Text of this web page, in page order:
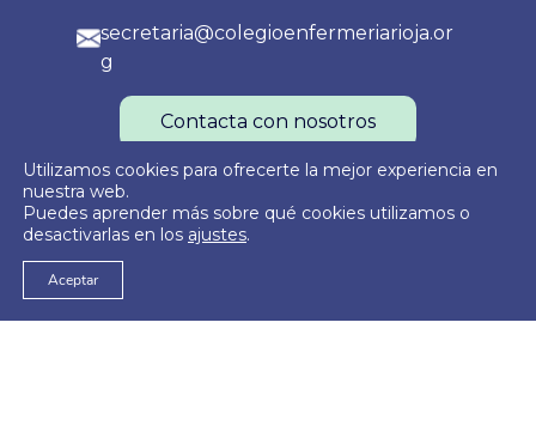
secretaria@colegioenfermeriarioja.or
g
Contacta con nosotros
© 2026
Política de Privacidad Política de Cookies
Utilizamos cookies para ofrecerte la mejor experiencia en
nuestra web.
Puedes aprender más sobre qué cookies utilizamos o
desactivarlas en los ajustes.
Aceptar